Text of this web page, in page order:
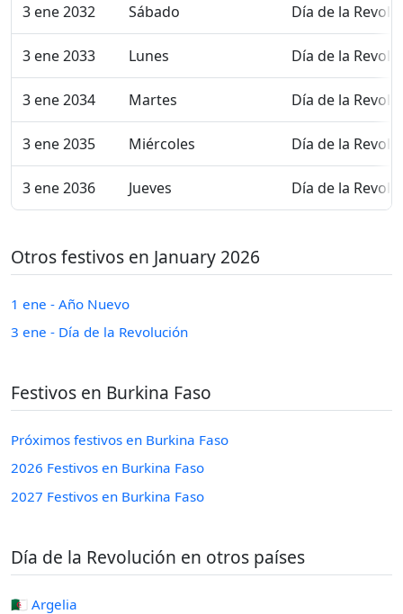
3 ene 2032 Sábado Día de la
3 ene 2033 Lunes Día de la
3 ene 2034 Martes Día de la
3 ene 2035 Miércoles Día de la
3 ene 2036 Jueves Día de la
Otros festivos en January 2026
1 ene - Año Nuevo
3 ene - Día de la Revolución
Festivos en Burkina Faso
Próximos festivos en Burkina Faso
2026 Festivos en Burkina Faso
2027 Festivos en Burkina Faso
Día de la Revolución en otros países
🇩🇿 Argelia